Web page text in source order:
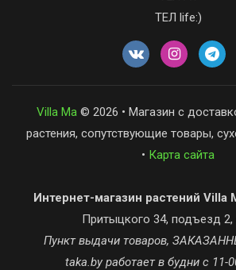
ТЕЛ life:)
Villa Ma© 2026 • Магазин с
растения, сопутствующие товары,
• Карта сайта
Интернет-магазин растений Villa
Притыцкого 34, подъезд
Пункт выдачи товаров,
taka.by работает в будни с 11-